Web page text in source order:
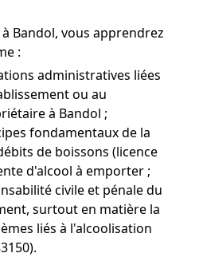
Bandol, vous apprendrez
:
administratives liées
ou au
à Bandol ;
fondamentaux de la
de boissons (licence
d'alcool à emporter ;
civile et pénale du
surtout en matière la
liés à l'alcoolisation